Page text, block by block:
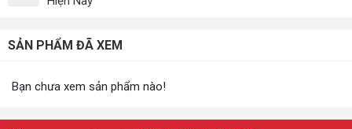
SẢN PHẨM ĐÃ XEM
Bạn chưa xem sản phẩm nào!